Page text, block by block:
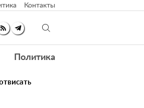
Контакты
Политика